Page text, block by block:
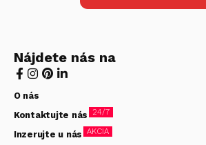
Nájdete nás na
O nás
Kontaktujte nás 24/7
Inzerujte u nás AKCIA